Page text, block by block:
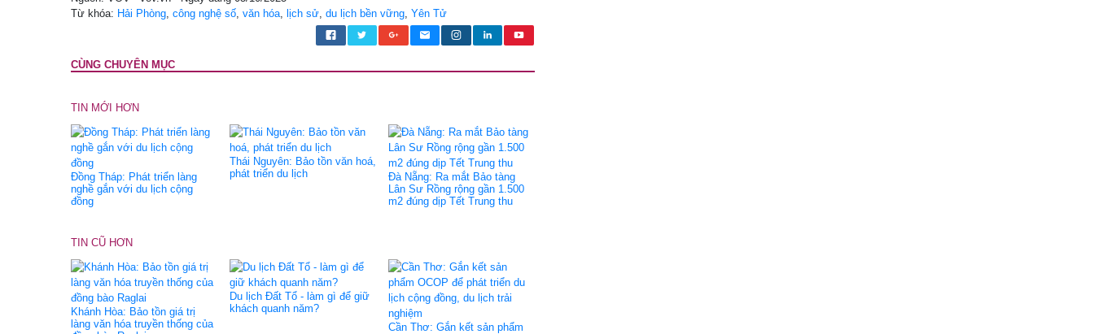
Từ khóa: Hải Phòng, công nghệ số, văn hóa, lịch sử, du lịch bền vững, Yên Tử
CÙNG CHUYÊN MỤC
TIN MỚI HƠN
Đồng Tháp: Phát triển làng
nghề gắn với du lịch cộng
đồng
Thái Nguyên: Bảo tồn văn hoá,
phát triển du lịch
Đà Nẵng: Ra mắt Bảo tàng
Lân Sư Rồng rộng gần 1.500
m2 đúng dịp Tết Trung thu
TIN CŨ HƠN
Khánh Hòa: Bảo tồn giá trị
làng văn hóa truyền thống của
Du lịch Đất Tổ - làm gì để giữ
khách quanh năm?
Cần Thơ: Gắn kết sản phẩm